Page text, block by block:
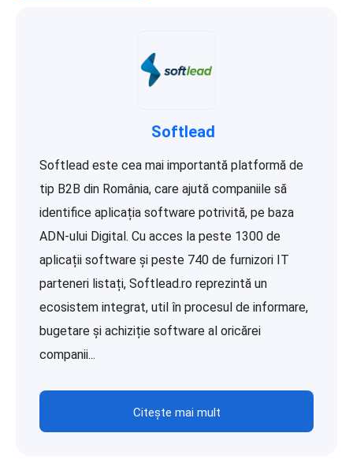
Softlead
Softlead este cea mai importantă platformă de
tip B2B din România, care ajută companiile să
identifice aplicația software potrivită, pe baza
ADN-ului Digital. Cu acces la peste 1300 de
aplicații software și peste 740 de furnizori IT
parteneri listați, Softlead.ro reprezintă un
ecosistem integrat, util în procesul de informare,
bugetare și achiziție software al oricărei
companii...
Citește mai mult